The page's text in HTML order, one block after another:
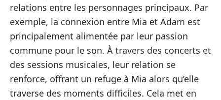
relations entre les personnages principaux. Par
exemple, la connexion entre Mia et Adam est
principalement alimentée par leur passion
commune pour le son. À travers des concerts et
des sessions musicales, leur relation se
renforce, offrant un refuge à Mia alors qu’elle
traverse des moments difficiles. Cela met en